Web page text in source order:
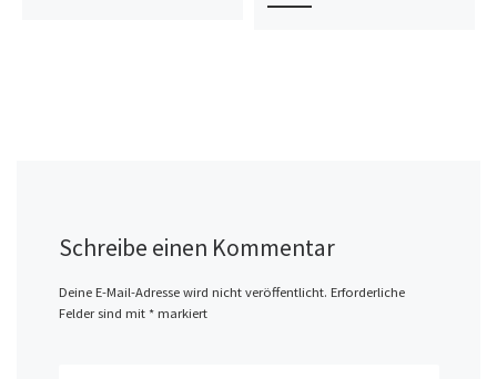
Schreibe einen Kommentar
Deine E-Mail-Adresse wird nicht veröffentlicht. Erforderliche
Felder sind mit *markiert